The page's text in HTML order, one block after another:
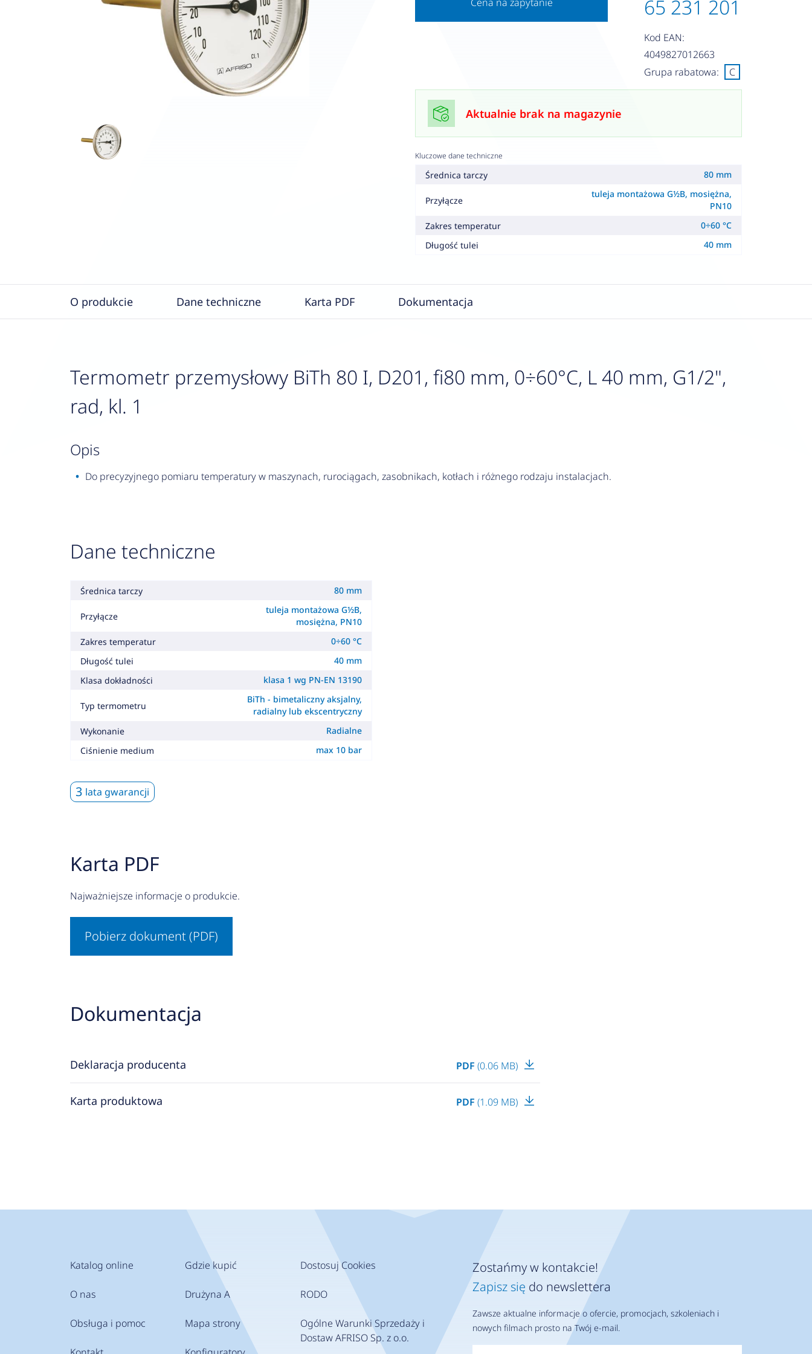
65 231 201
Kod EAN:
4049827012663
Grupa rabatowa:
C
Aktualnie brak na magazynie
Kluczowe dane techniczne
Średnica tarczy 80 mm
Przyłącze
tuleja montażowa G½B, mosiężna,
PN10
Zakres temperatur
0÷60 °C
Długość tulei
40 mm
O produkcie Dane techniczne Karta PDF Dokumentacja
Termometr przemysłowy BiTh 80 I, D201, fi80 mm, 0÷60°C, L 40 mm, G1/2",
rad, kl. 1
opis
Do precyzyjnego pomiaru temperatury w maszynach, rurociągach, zasobnikach, kotłach i różnego rodzaju instalacjach.
Dane techniczne
Średnica tarczy 80 mm
Przyłącze
tuleja montażowa G½B,
mosiężna, PN10
Zakres temperatur
0÷60 °C
Długość tulei
40 mm
Klasa dokładności
klasa 1 wg PN-EN 13190
Typ termometru
BiTh - bimetaliczny aksjalny,
radialny lub ekscentryczny
Wykonanie
Radialne
Ciśnienie medium
max 10 bar
3 lata gwarancji
Karta PDF
Najważniejsze informacje o produkcie.
Pobierz dokument (PDF)
Dokumentacja
Deklaracja producenta PDF (0.06 MB)
Karta produktowa PDF (1.09 MB)
Katalog online
O nas
Obsługa i pomoc
Gdzie kupić
Drużyna A
Mapa strony
Dostosuj Cookies
RODO
Ogólne Warunki Sprzedaży i
Dostaw AFRISO Sp. z o.o.
Zostańmy w kontakcie!
Zapisz się do newslettera
Zawsze aktualne informacje o ofercie, promocjach, szkoleniach i
nowych filmach prosto na Twój e-mail.